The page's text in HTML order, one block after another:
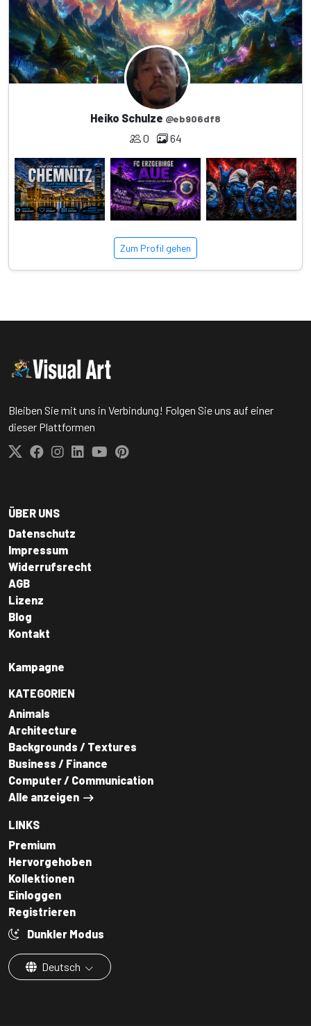
Heiko Schulze @eb906df8
0 64
Zum Profil gehen
Bleiben Sie mit uns in Verbindung! Folgen Sie uns auf einer
dieser Plattformen
ÜBER UNS
Datenschutz
Impressum
Widerrufsrecht
AGB
Lizenz
Blog
Kontakt
Kampagne
KATEGORIEN
Animals
Architecture
Backgrounds / Textures
Business / Finance
Computer / Communication
Alle anzeigen
LINKS
Premium
Hervorgehoben
Kollektionen
Einloggen
Registrieren
Dunkler Modus
Deutsch